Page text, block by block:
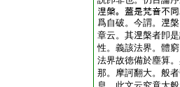
𣵀槃。蓋是梵音不
爲自破。今謂。𣵀
章云。其𣵀槃者卽
性。義該法界。體
法界故徳備於塵算
那。摩訶翻大。般